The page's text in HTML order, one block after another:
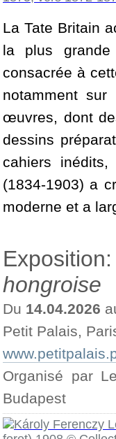
La Tate Britain
la plus grande
consacrée à
notamment
œuvres, dont
dessins
cahiers
(1834-1903) a
moderne et a
hongroise
Du 14.04.2026
Petit Palais,
Organisé par
Budapest